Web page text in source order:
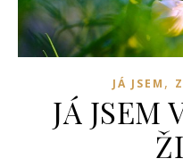
JÁ JSEM ,
JÁ JSEM